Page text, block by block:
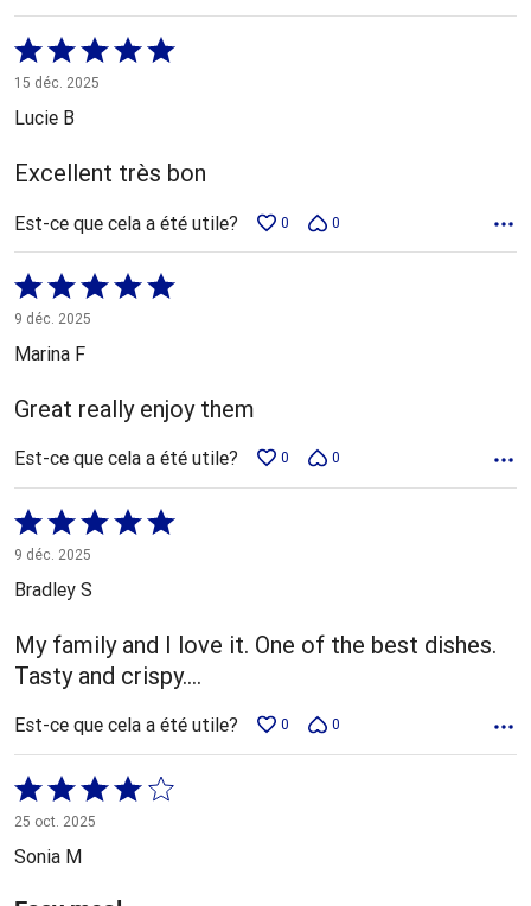
Coté
5 sur
5
15 déc. 2025
Lucie B
Excellent très bon
Est-ce que cela a été utile? 0 0
Coté
5 sur
5
9 déc. 2025
Marina F
Great really enjoy them
Est-ce que cela a été utile? 0 0
Coté
5 sur
5
9 déc. 2025
Bradley S
My family and I love it. One of the best dishes.
Tasty and crispy....
Est-ce que cela a été utile? 0 0
Coté
4 sur
5
25 oct. 2025
Sonia M